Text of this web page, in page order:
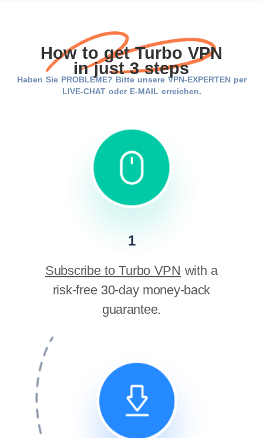
How to get Turbo VPN
in just 3 steps
Haben Sie PROBLEME? Bitte unsere VPN-EXPERTEN per
LIVE-CHAT oder E-MAIL erreichen.
1
Subscribe to Turbo VPN with a
risk-free 30-day money-back
guarantee.